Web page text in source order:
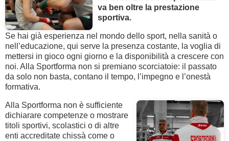
va ben oltre la prestazione
sportiva.
Se hai già esperienza nel mondo dello sport, nella sanità o
nell’educazione, qui serve la presenza costante, la voglia di
mettersi in gioco ogni giorno e la disponibilità a crescere con
noi. Alla Sportforma non si premiano scorciatoie: il passato
da solo non basta, contano il tempo, l’impegno e l’onestà
formativa.
Alla Sportforma non è sufficiente
dichiarare competenze o mostrare
titoli sportivi, scolastici o di altre
enti accreditate chissà come o